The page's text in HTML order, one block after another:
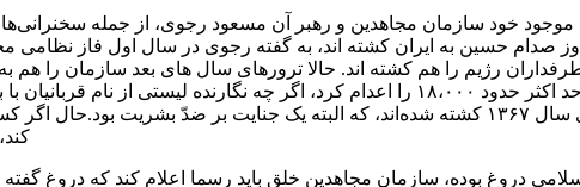
خود سازمان مجاهدین و رهبر آن مسعود رجوی، از جمله
اسلامی، ۲ هزار تن از طرفداران رژیم را هم کشته اند. حالا ترورهای سال های بعد سازمان
است. از این تعداد حدود ۴۵۰۰ در اعدام‌های سال ۱۳۶۷ کشته شده‌اند، که البته یک جنایت بر ضدّ
دروغ بوده، سازمان مجاهدین خلق باید رسما اعلام کند که دروغ